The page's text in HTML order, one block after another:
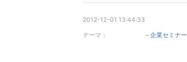
2012-12-01 13:44:33
テーマ：
－企業セミナー